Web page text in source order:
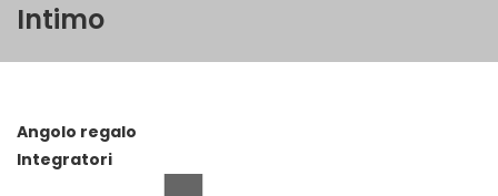
Intimo
Angolo regalo
Integratori